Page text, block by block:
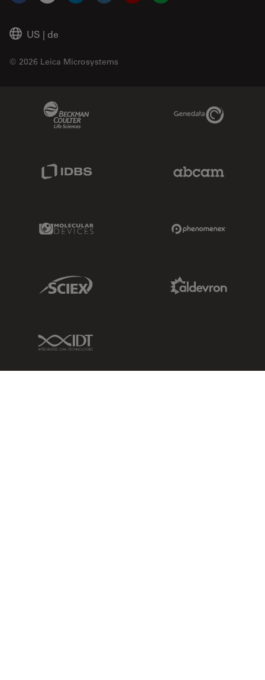
US | de
© 2026 Leica Microsystems
Genedata Link
Molecular Devices Link
Sciex Link
IDT Link